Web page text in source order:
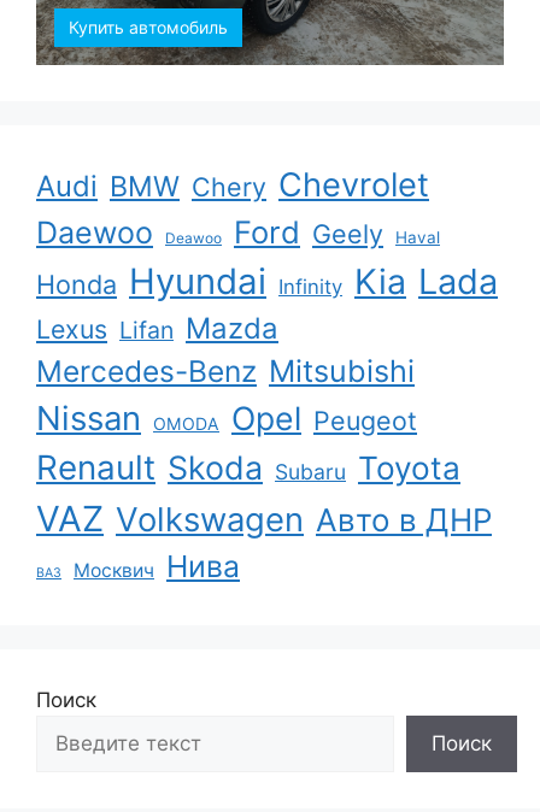
Купить автомобиль
Audi BMW Chery Chevrolet
Daewoo Deawoo Ford Geely Haval
Honda Hyundai Infinity Kia Lada
Lexus Lifan Mazda
Mercedes-Benz Mitsubishi
Nissan OMODA Opel Peugeot
Renault Skoda Subaru Toyota
VAZ Volkswagen Авто в ДНР
ВАЗ Москвич Нива
Поиск
Поиск